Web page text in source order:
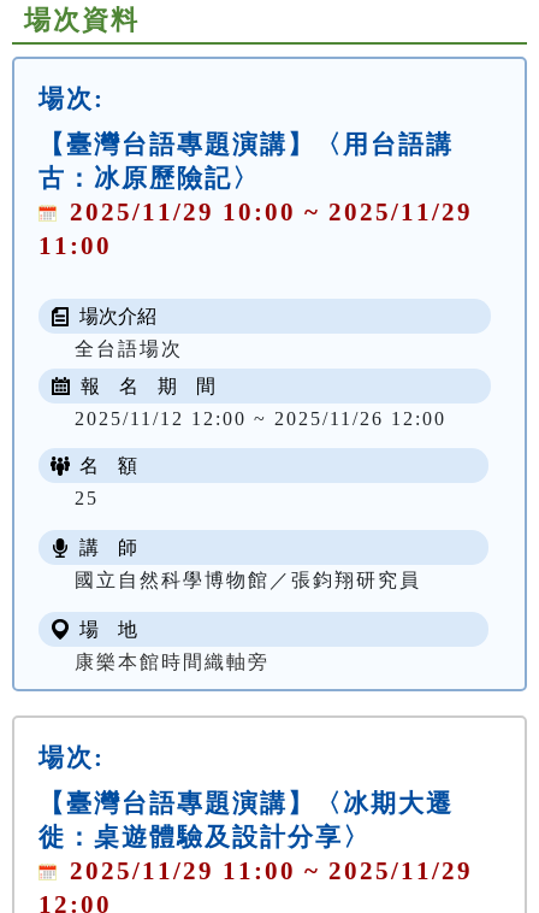
場次資料
場次:
【臺灣台語專題演講】〈用台語講
古：冰原歷險記〉
2025/11/29 10:00 ~ 2025/11/29
11:00
場次介紹
全台語場次
報 名 期 間
2025/11/12 12:00 ~ 2025/11/26 12:00
名 額
25
講 師
國立自然科學博物館／張鈞翔研究員
場 地
康樂本館時間織軸旁
場次:
【臺灣台語專題演講】〈冰期大遷
徙：桌遊體驗及設計分享〉
2025/11/29 11:00 ~ 2025/11/29
12:00